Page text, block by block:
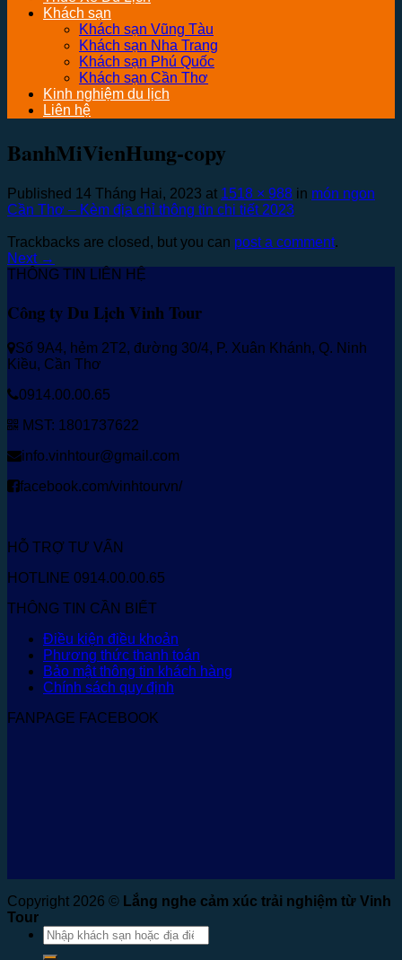
Khách sạn
Khách sạn Vũng Tàu
Khách sạn Nha Trang
Khách sạn Phú Quốc
Khách sạn Cần Thơ
Kinh nghiệm du lịch
Liên hệ
BanhMiVienHung-copy
Published 14 Tháng Hai, 2023 at 1518 × 988 in món ngon
Cần Thơ – Kèm địa chỉ thông tin chi tiết 2023
Trackbacks are closed, but you can post a comment.
Next →
THÔNG TIN LIÊN HỆ
Công ty Du Lịch Vinh Tour
Số 9A4, hẻm 2T2, đường 30/4, P. Xuân Khánh, Q. Ninh
Kiều, Cần Thơ
0914.00.00.65
MST: 1801737622
info.vinhtour@gmail.com
facebook.com/vinhtourvn/
HỖ TRỢ TƯ VẤN
HOTLINE 0914.00.00.65
THÔNG TIN CẦN BIẾT
Điều kiện điều khoản
Phương thức thanh toán
Bảo mật thông tin khách hàng
Chính sách quy định
FANPAGE FACEBOOK
Copyright 2026 © Lắng nghe cảm xúc trải nghiệm từ Vinh
Tour
Tìm
kiếm: